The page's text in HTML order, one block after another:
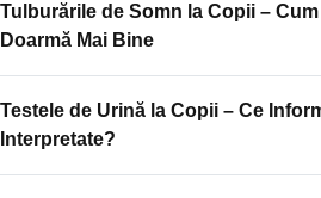
Tulburările de Somn la Copii –
Doarmă Mai Bine
Testele de Urină la Copii – Ce
Interpretate?